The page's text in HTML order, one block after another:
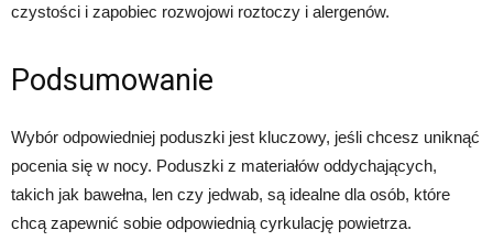
czystości i zapobiec rozwojowi roztoczy i alergenów.
Podsumowanie
Wybór odpowiedniej poduszki jest kluczowy, jeśli chcesz uniknąć
pocenia się w nocy. Poduszki z materiałów oddychających,
takich jak bawełna, len czy jedwab, są idealne dla osób, które
chcą zapewnić sobie odpowiednią cyrkulację powietrza.